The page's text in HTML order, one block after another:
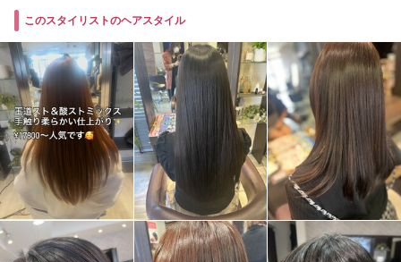
このスタイリストのヘアスタイル